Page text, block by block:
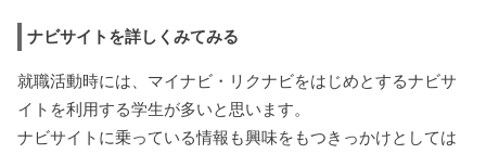
ナビサイトを詳しくみてみる
就職活動時には、マイナビ・リクナビをはじめとするナビサ
イトを利用する学生が多いと思います。
ナビサイトに乗っている情報も興味をもつきっかけとしては